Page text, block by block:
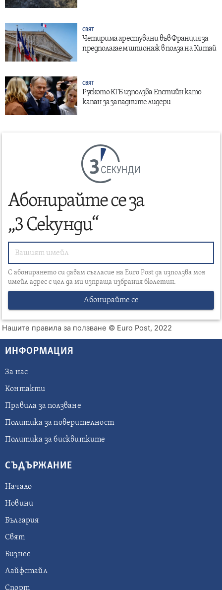
СВЯТ
Четирима арестувани във Франция за
предполагаем шпионаж в полза на Китай
СВЯТ
Руското КГБ използва Епстийн като
капан за западните лидери
СЕКУНДИ
Абонирайте се за
„3 Секунди“
С абонирането си давам съгласие на Euro Post да използва моя
имейл адрес с цел да ми изпраща избрания бюлетин.
Абонирайте се
Нашите правила за ползване © Euro Post, 2022
ИНФОРМАЦИЯ
За нас
Контакти
Правила за ползване
Политика за поверителност
Политика за бисквитките
СЪДЪРЖАНИЕ
Начало
Новини
България
Свят
Бизнес
Лайфстайл
Спорт